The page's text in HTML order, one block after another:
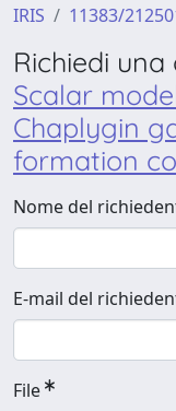
IRIS 11383/
Richiedi
Scalar
Chaplygin
formation
Nome del
E-mail del
File